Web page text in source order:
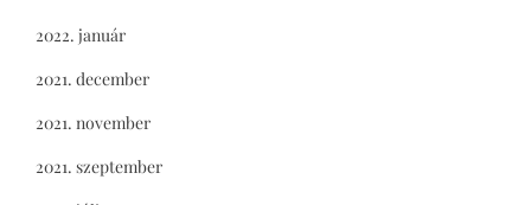
2022. január
2021. december
2021. november
2021. szeptember